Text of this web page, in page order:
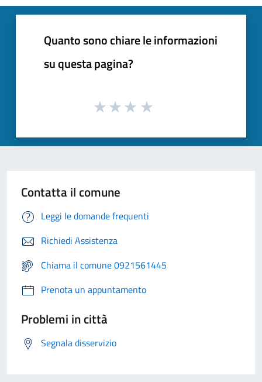
Quanto sono chiare le informazioni
su questa pagina?
Contatta il comune
Leggi le domande frequenti
Richiedi Assistenza
Chiama il comune 0921561445
Prenota un appuntamento
Problemi in città
Segnala disservizio